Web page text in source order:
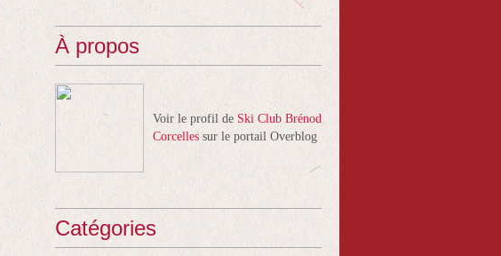
À propos
Voir le profil de Ski Club Brénod
Corcelles sur le portail Overblog
Catégories